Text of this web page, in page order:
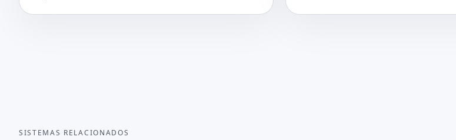
SISTEMAS RELACIONADOS